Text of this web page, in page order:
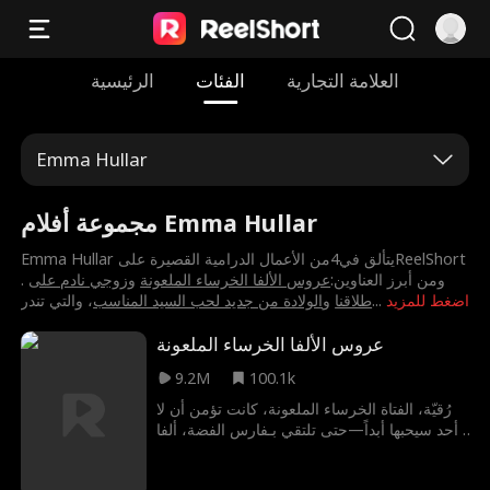
الرئيسية الفئات العلامة التجارية
Emma Hullar
مجموعة أفلام Emma Hullar
اضغط للمزيد
. ومن أبرز العناوين:⁨عروس الألفا الخرساء الملعونة⁩ و⁨زوجي نادم على
طلاقنا⁩ و⁨الولادة من جديد لحب السيد المناسب⁩، والتي تندر ...
عروس الألفا الخرساء الملعونة
9.2M
100.1k
رُقيّة، الفتاة الخرساء الملعونة، كانت تؤمن أن لا
أحد سيحبها أبداً—حتى تلتقي بـفارس الفضة، ألفا